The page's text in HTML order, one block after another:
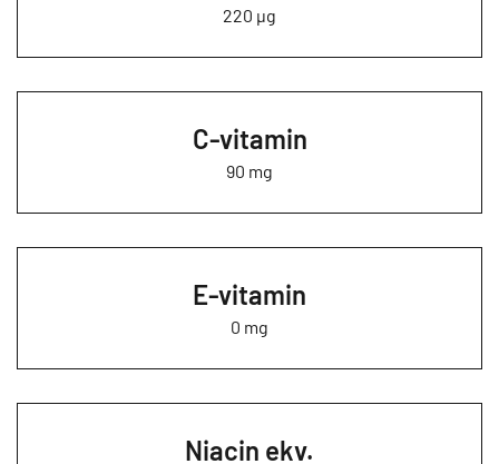
220 µg
C-vitamin
90 mg
E-vitamin
0 mg
Niacin ekv.